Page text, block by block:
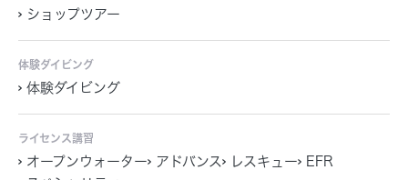
ショップツアー
体験ダイビング
体験ダイビング
ライセンス講習
オープンウォーター アドバンス レスキュー
EFR